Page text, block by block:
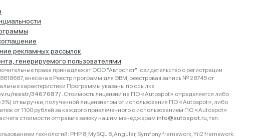
рекламных рассылок
генерируемого пользователями
права принадлежат ООО "Автоспот": свидетельство о регистрации
внесена в Реестр программ для ЭВМ, реестровая запись № 28745 от
характеристики Программы указаны по ссылке:
reestr/3467687/ . Стоимость лицензии на ПО «Autospot» определяется либо
3%) от выручки, полученной лицензиатом от использования ПО «Autospot», либо
от 1100 рублей за каждого привлеченного с использованием ПО «Autospot»
стоимости отправьте заявку нашим менеджерам info@autospot.ru, тел.
технологий: PHP 8, MySQL 8, Angular, Symfony framework, Yii2 framework.